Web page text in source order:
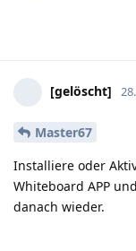
[gelöscht]
Master67
Installiere oder
Whiteboard APP
danach wieder.